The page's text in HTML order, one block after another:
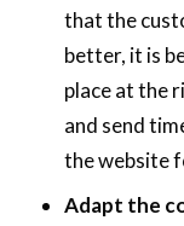
that the
better, it is
place at the
and send
the website
Adapt the